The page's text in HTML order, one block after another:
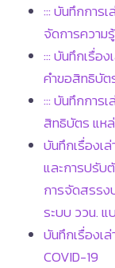
::: บันทึกการ
จัดการความ
::: บันทึกเรื่อ
คำขอสิทธิบัต
::: บันทึกการ
สิทธิบัตร แ
บันทึกเรื่องเ
และการปรับ
การจัดสรรง
ระบบ ววน. แ
บันทึกเรื่องเ
COVID-19